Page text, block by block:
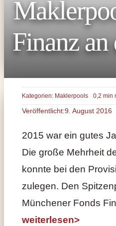
Finanz an
Kategorien: Maklerpools 0,2 min
Veröffentlicht:9. August 2016
2015 war ein gutes
Die große Mehrheit
konnte bei den
zulegen. Den
Münchener Fonds
weiterlesen>